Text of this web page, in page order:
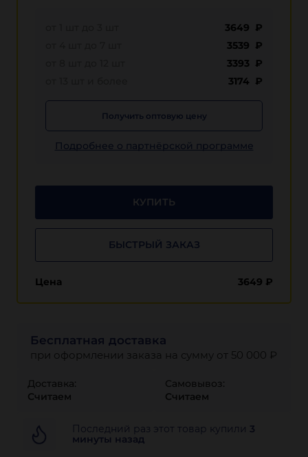
3649 ₽
3539 ₽
3393 ₽
3174 ₽
Получить оптовую цену
Подробнее о партнёрской программе
КУПИТЬ
БЫСТРЫЙ ЗАКАЗ
Цена 3649 ₽
Бесплатная доставка
при оформлении заказа на сумму от 50 000 ₽
Доставка:
Считаем
Самовывоз:
Считаем
Последний раз этот товар купили 3
минуты назад